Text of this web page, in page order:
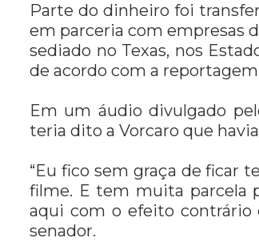
Parte do dinheiro foi
em parceria com empresas
sediado no Texas, nos
de acordo com a
Em um áudio divulgado
teria dito a Vorcaro que
“Eu fico sem graça de ficar
filme. E tem muita parcela
aqui com o efeito contrário
senador.